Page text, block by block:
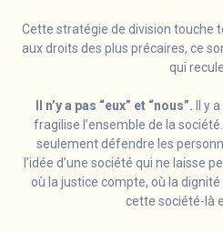
Cette stratégie de division touche
aux droits des plus précaires, ce
qui
Il n’y a pas “eux” et “nous”. Il y
fragilise l’ensemble de la
seulement défendre les
l’idée d’une société qui ne laisse
où la justice compte, où la
cette société-là